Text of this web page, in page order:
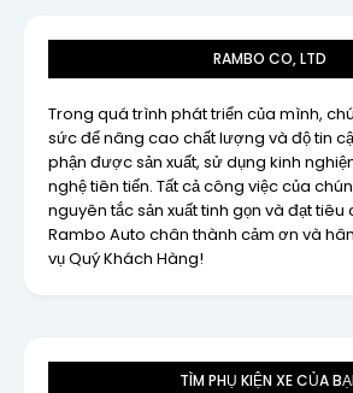
RAMBO CO, LTD
Trong quá trình phát triển của mình,
sức để nâng cao chất lượng và độ tin
phận được sản xuất, sử dụng kinh
nghệ tiên tiến. Tất cả công việc của
nguyên tắc sản xuất tinh gọn và đạt tiêu
Rambo Auto chân thành cảm ơn và
vụ Quý Khách Hàng!
TÌM PHỤ KIỆN XE CỦA